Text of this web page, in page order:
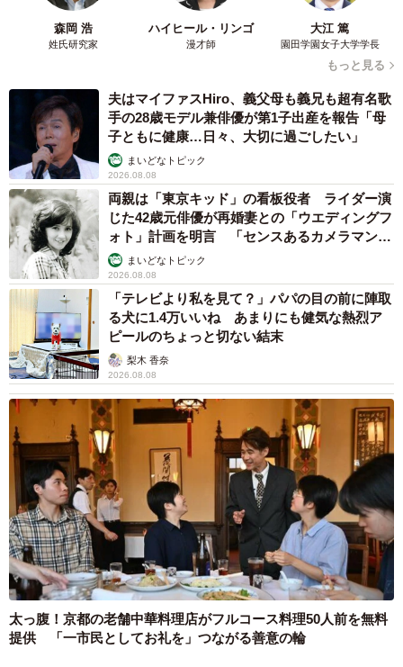
森岡 浩
姓氏研究家
ハイヒール・リンゴ
漫才師
大江 篤
園田学園女子大学学長
もっと見る
夫はマイファスHiro、義父母も義兄も超有名歌
手の28歳モデル兼俳優が第1子出産を報告「母
子ともに健康…日々、大切に過ごしたい」
まいどなトピック
2026.08.08
両親は「東京キッド」の看板役者 ライダー演
じた42歳元俳優が再婚妻との「ウエディングフ
ォト」計画を明言 「センスあるカメラマン求
む」まいどなトピック
2026.08.08
「テレビより私を見て？」パパの目の前に陣取
る犬に1.4万いいね あまりにも健気な熱烈ア
ピールのちょっと切ない結末
梨木 香奈
2026.08.08
太っ腹！京都の老舗中華料理店がフルコース料理50人前を無料
提供 「一市民としてお礼を」つながる善意の輪